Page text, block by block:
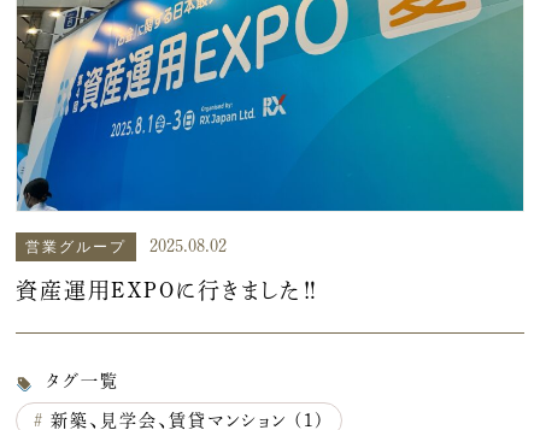
営業グループ 2025.08.02
資産運用EXPOに行きました‼
タグ一覧
# 新築、見学会、賃貸マンション (1)